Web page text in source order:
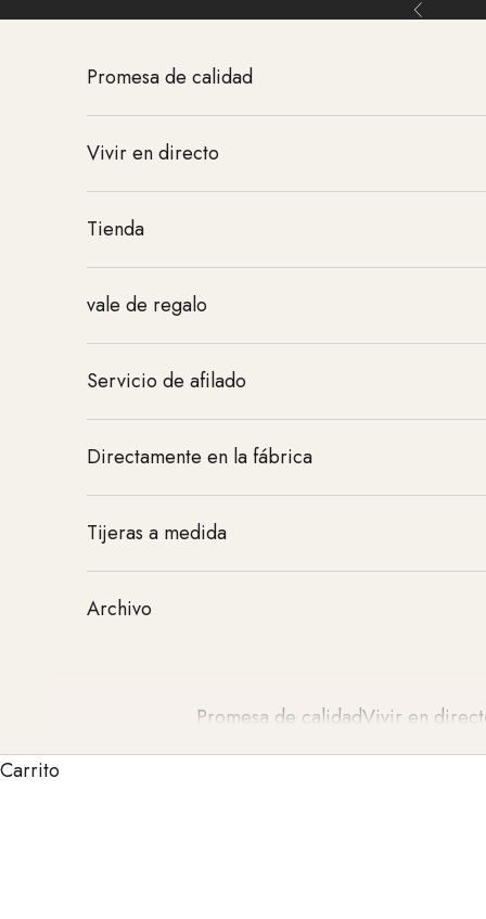
Ir al contenido Atrás
Promesa de calidadVivir en
Promesa de calidad
Vivir en directo
Tienda
vale de regalo
Servicio de afilado
Directamente en la fábrica
Tijeras a medida
Archivo
Carrito
Nuestras tijeras de peluquería son sinónimo